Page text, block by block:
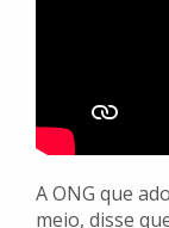
A ONG que
meio, disse